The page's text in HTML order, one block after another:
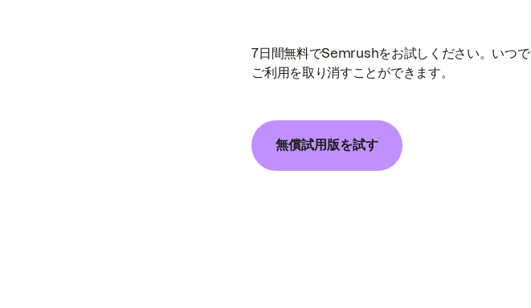
7日間無料でSemrushをお試しください。いつ
ご利用を取り消すことができます。
無償試用版を試す